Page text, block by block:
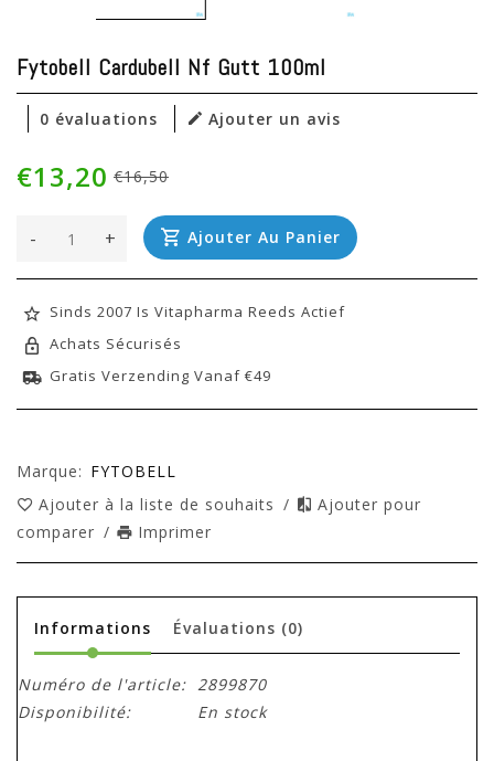
Fytobell Cardubell Nf Gutt 100ml
0 évaluations Ajouter un avis
€16,50
€13,20
+
- Ajouter Au Panier
Sinds 2007 Is Vitapharma Reeds Actief
Achats Sécurisés
Gratis Verzending Vanaf €49
Marque: FYTOBELL
Ajouter à la liste de souhaits /
Ajouter pour
comparer / Imprimer
Informations Évaluations (0)
Numéro de l'article: 2899870
Disponibilité:
En stock